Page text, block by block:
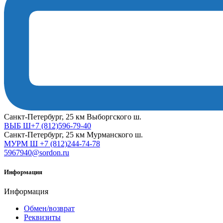
Cанкт-Петербург, 25 км Выборгского ш.
ВЫБ Ш+7 (812)596-79-40
Cанкт-Петербург, 25 км Мурманского ш.
МУРМ Ш +7 (812)244-74-78
5967940@sordon.ru
Информация
Информация
Обмен/возврат
Реквизиты